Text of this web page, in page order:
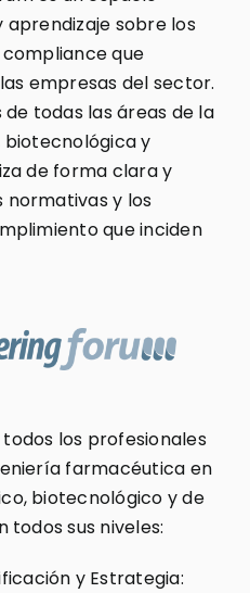
sobre los
que
empresas del sector.
todas las áreas de la
y
de forma clara y
normativas y los
que inciden
los profesionales
farmacéutica en
biotecnológico y de
todos sus niveles:
y Estrategia: